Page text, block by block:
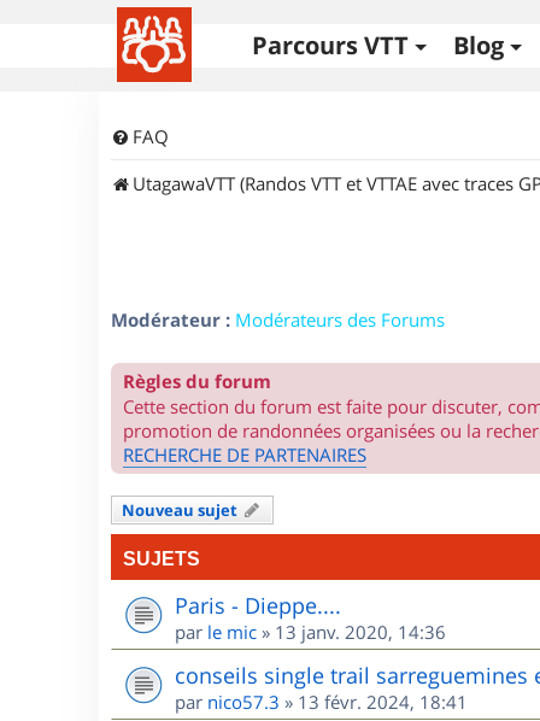
Parcours VTT Blog
FAQ
UtagawaVTT (Randos VTT et VTTAE avec traces
Modérateur : Modérateurs des Forums
Règles du forum
Cette section du forum est faite pour discuter,
promotion de randonnées organisées ou la
RECHERCHE DE PARTENAIRES
Nouveau sujet
SUJETS
Paris - Dieppe....
par le mic » 13 janv. 2020, 14:36
conseils single trail sarreguemines
par nico57.3 » 13 févr. 2024, 18:41